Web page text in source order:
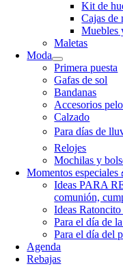
Kit de
Cajas de
Muebles
Maletas
Moda
Primera puesta
Gafas de sol
Bandanas
Accesorios
Calzado
Para días de
Relojes
Mochilas y
Momentos especiales
Ideas PARA
comunión,
Ideas Ratoncito
Para el día de
Para el día del
Agenda
Rebajas